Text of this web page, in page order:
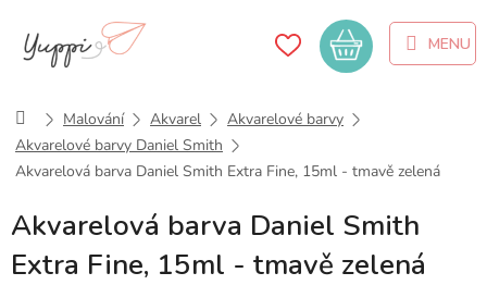
obsah
Nákupní
košík
DomůMalování Akvarel
Akvarelové barvy
Akvarelové barvy Daniel Smith
Akvarelová barva Daniel Smith Extra Fine, 15ml - tmavě zelená
Akvarelová barva Daniel Smith
Extra Fine, 15ml - tmavě zelená